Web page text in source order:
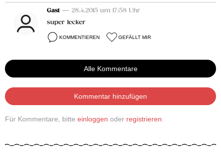
Gast — 28.4.2015 um 17:58 Uhr
super lecker
KOMMENTIEREN GEFÄLLT MIR
Alle Kommentare
Kommentar hinzufügen
Für Kommentare, bitte einloggen oder registrieren